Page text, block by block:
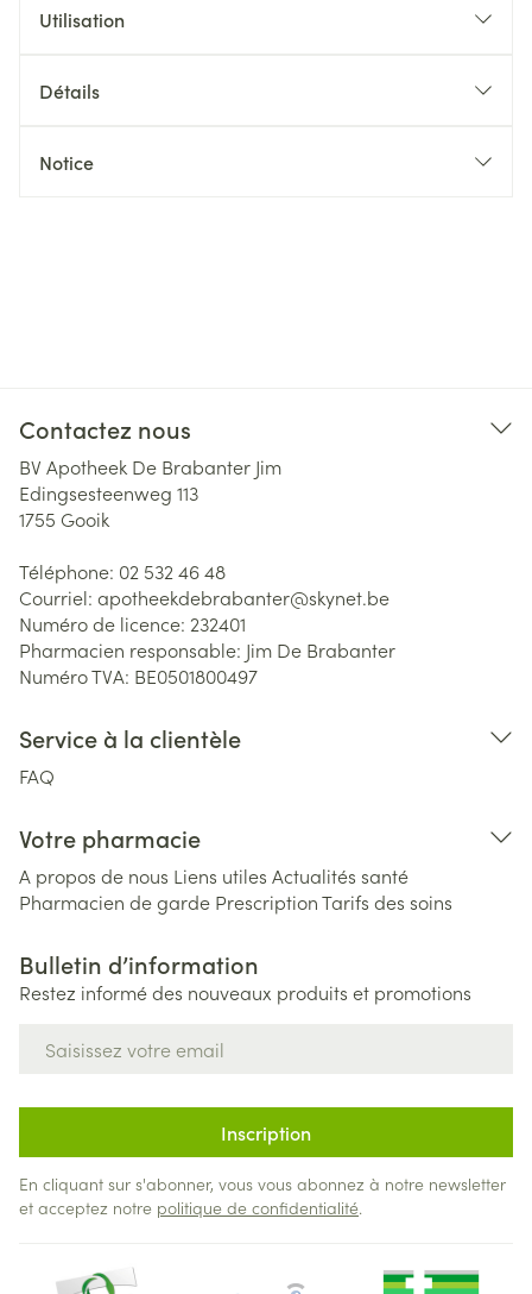
Utilisation
Détails
Notice
Contactez nous
BV Apotheek De Brabanter Jim
Edingsesteenweg 113
1755 Gooik
Téléphone: 02 532 46 48
Courriel: apotheekdebrabanter@skynet.be
Numéro de licence: 232401
Pharmacien responsable: Jim De Brabanter
Numéro TVA: BE0501800497
Service à la clientèle
FAQ
Votre pharmacie
A propos de nous Liens utiles Actualités santé
Pharmacien de garde PrescriptionTarifs des soins
Bulletin d’information
Restez informé des nouveaux produits et promotions
Inscription
En cliquant sur s'abonner, vous vous abonnez à notre newsletter
et acceptez notre politique de confidentialité.